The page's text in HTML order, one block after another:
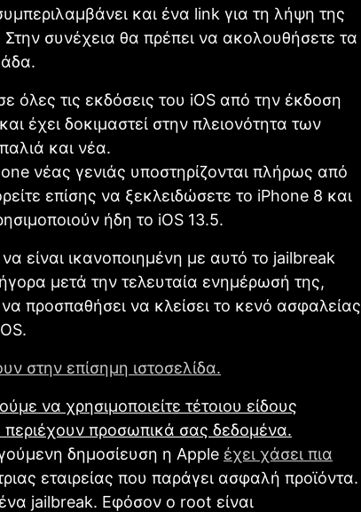
και ένα link για τη λήψη της
συνέχεια θα πρέπει να ακολουθήσετε τα
όλες τις εκδόσεις του iOS από την έκδοση
έχει δοκιμαστεί στην πλειονότητα των
και νέα.
νέας γενιάς υποστηρίζονται πλήρως από
επίσης να ξεκλειδώσετε το iPhone 8 και
ήδη το iOS 13.5.
είναι ικανοποιημένη με αυτό το jailbreak
μετά την τελευταία ενημέρωσή της,
προσπαθήσει να κλείσει το κενό ασφαλείας
στην επίσημη ιστοσελίδα.
να χρησιμοποιείτε τέτοιου είδους
προσωπικά σας δεδομένα.
δημοσίευση η Apple έχει χάσει πια
εταιρείας που παράγει ασφαλή προϊόντα.
jailbreak. Εφόσον ο root είναι